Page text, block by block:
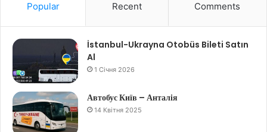
Popular Recent Comments
İstanbul-Ukrayna Otobüs Bileti Satın
Al
1 Січня 2026
Автобус Київ – Анталія
14 Квітня 2025